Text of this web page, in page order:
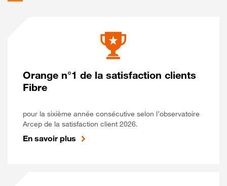
Orange n°1 de la satisfaction clients
Fibre
pour la sixième année consécutive selon l’observatoire
Arcep de la satisfaction client 2026.
En savoir plus